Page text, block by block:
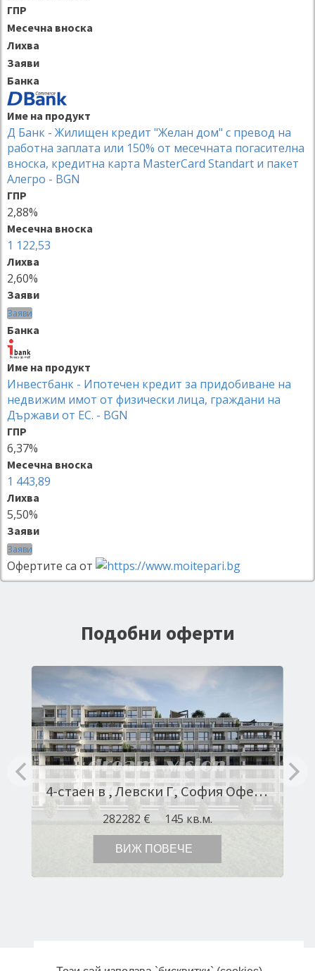
ГПР
Месечна вноска
Лихва
Заяви
Банка
Име на продукт
Д Банк - Жилищен кредит "Желан дом" с превод на
работна заплата или 150% от месечната погасителна
вноска, кредитна карта MasterCard Standart и пакет
Алегро - BGN
ГПР
2,88%
Месечна вноска
1 122,53
Лихва
2,60%
Заяви
Заяви
Банка
Име на продукт
Инвестбанк - Ипотечен кредит за придобиване на
недвижим имот от физически лица, граждани на
Държави от ЕС. - BGN
ГПР
6,37%
Месечна вноска
1 443,89
Лихва
5,50%
Заяви
Заяви
Офертите са от
Подобни оферти
4-стаен в , Левски Г, София Оферта № 11485
282282 € 145 кв.м.
ВИЖ ПОВЕЧЕ